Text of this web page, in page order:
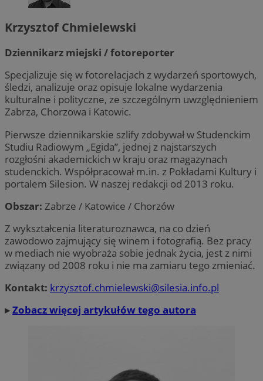
Krzysztof Chmielewski
Dziennikarz miejski / fotoreporter
Specjalizuje się w fotorelacjach z wydarzeń sportowych,
śledzi, analizuje oraz opisuje lokalne wydarzenia
kulturalne i polityczne, ze szczególnym uwzględnieniem
Zabrza, Chorzowa i Katowic.
Pierwsze dziennikarskie szlify zdobywał w Studenckim
Studiu Radiowym „Egida”, jednej z najstarszych
rozgłośni akademickich w kraju oraz magazynach
studenckich. Współpracował m.in. z Pokładami Kultury i
portalem Silesion. W naszej redakcji od 2013 roku.
Obszar: Zabrze / Katowice / Chorzów
Z wykształcenia literaturoznawca, na co dzień
zawodowo zajmujący się winem i fotografią. Bez pracy
w mediach nie wyobraża sobie jednak życia, jest z nimi
związany od 2008 roku i nie ma zamiaru tego zmieniać.
Kontakt: krzysztof.chmielewski@silesia.info.pl
▸Zobacz więcej artykułów tego autora